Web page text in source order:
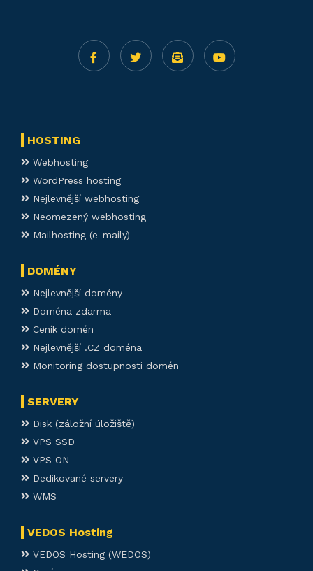
HOSTING
Webhosting
WordPress hosting
Nejlevnější webhosting
Neomezený webhosting
Mailhosting (e-maily)
DOMÉNY
Nejlevnější domény
Doména zdarma
Ceník domén
Nejlevnější .CZ doména
Monitoring dostupnosti domén
SERVERY
Disk (záložní úložiště)
VPS SSD
VPS ON
Dedikované servery
WMS
VEDOS Hosting
VEDOS Hosting (WEDOS)